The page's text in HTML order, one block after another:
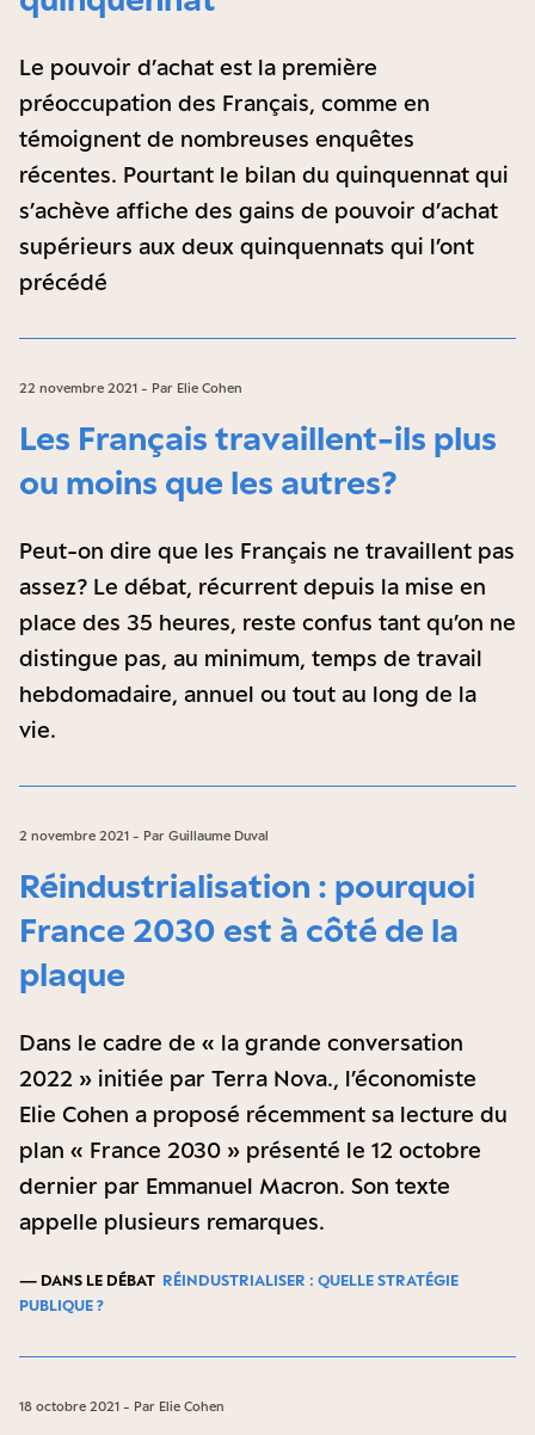
Le pouvoir d’achat est la première
préoccupation des Français, comme en
témoignent de nombreuses enquêtes
récentes. Pourtant le bilan du quinquennat qui
s’achève affiche des gains de pouvoir d’achat
supérieurs aux deux quinquennats qui l’ont
précédé
22 novembre 2021 - Par Elie Cohen
Les Français travaillent-ils plus
ou moins que les autres ?
Peut-on dire que les Français ne travaillent pas
assez ? Le débat, récurrent depuis la mise en
place des 35 heures, reste confus tant qu’on ne
distingue pas, au minimum, temps de travail
hebdomadaire, annuel ou tout au long de la
vie.
2 novembre 2021 - Par Guillaume Duval
Réindustrialisation : pourquoi
France 2030 est à côté de la
plaque
Dans le cadre de « la grande conversation
2022 » initiée par Terra Nova., l’économiste
Elie Cohen a proposé récemment sa lecture du
plan « France 2030 » présenté le 12 octobre
dernier par Emmanuel Macron. Son texte
appelle plusieurs remarques.
— DANS LE DÉBAT RÉINDUSTRIALISER : QUELLE STRATÉGIE
PUBLIQUE ?
18 octobre 2021 - Par Elie Cohen